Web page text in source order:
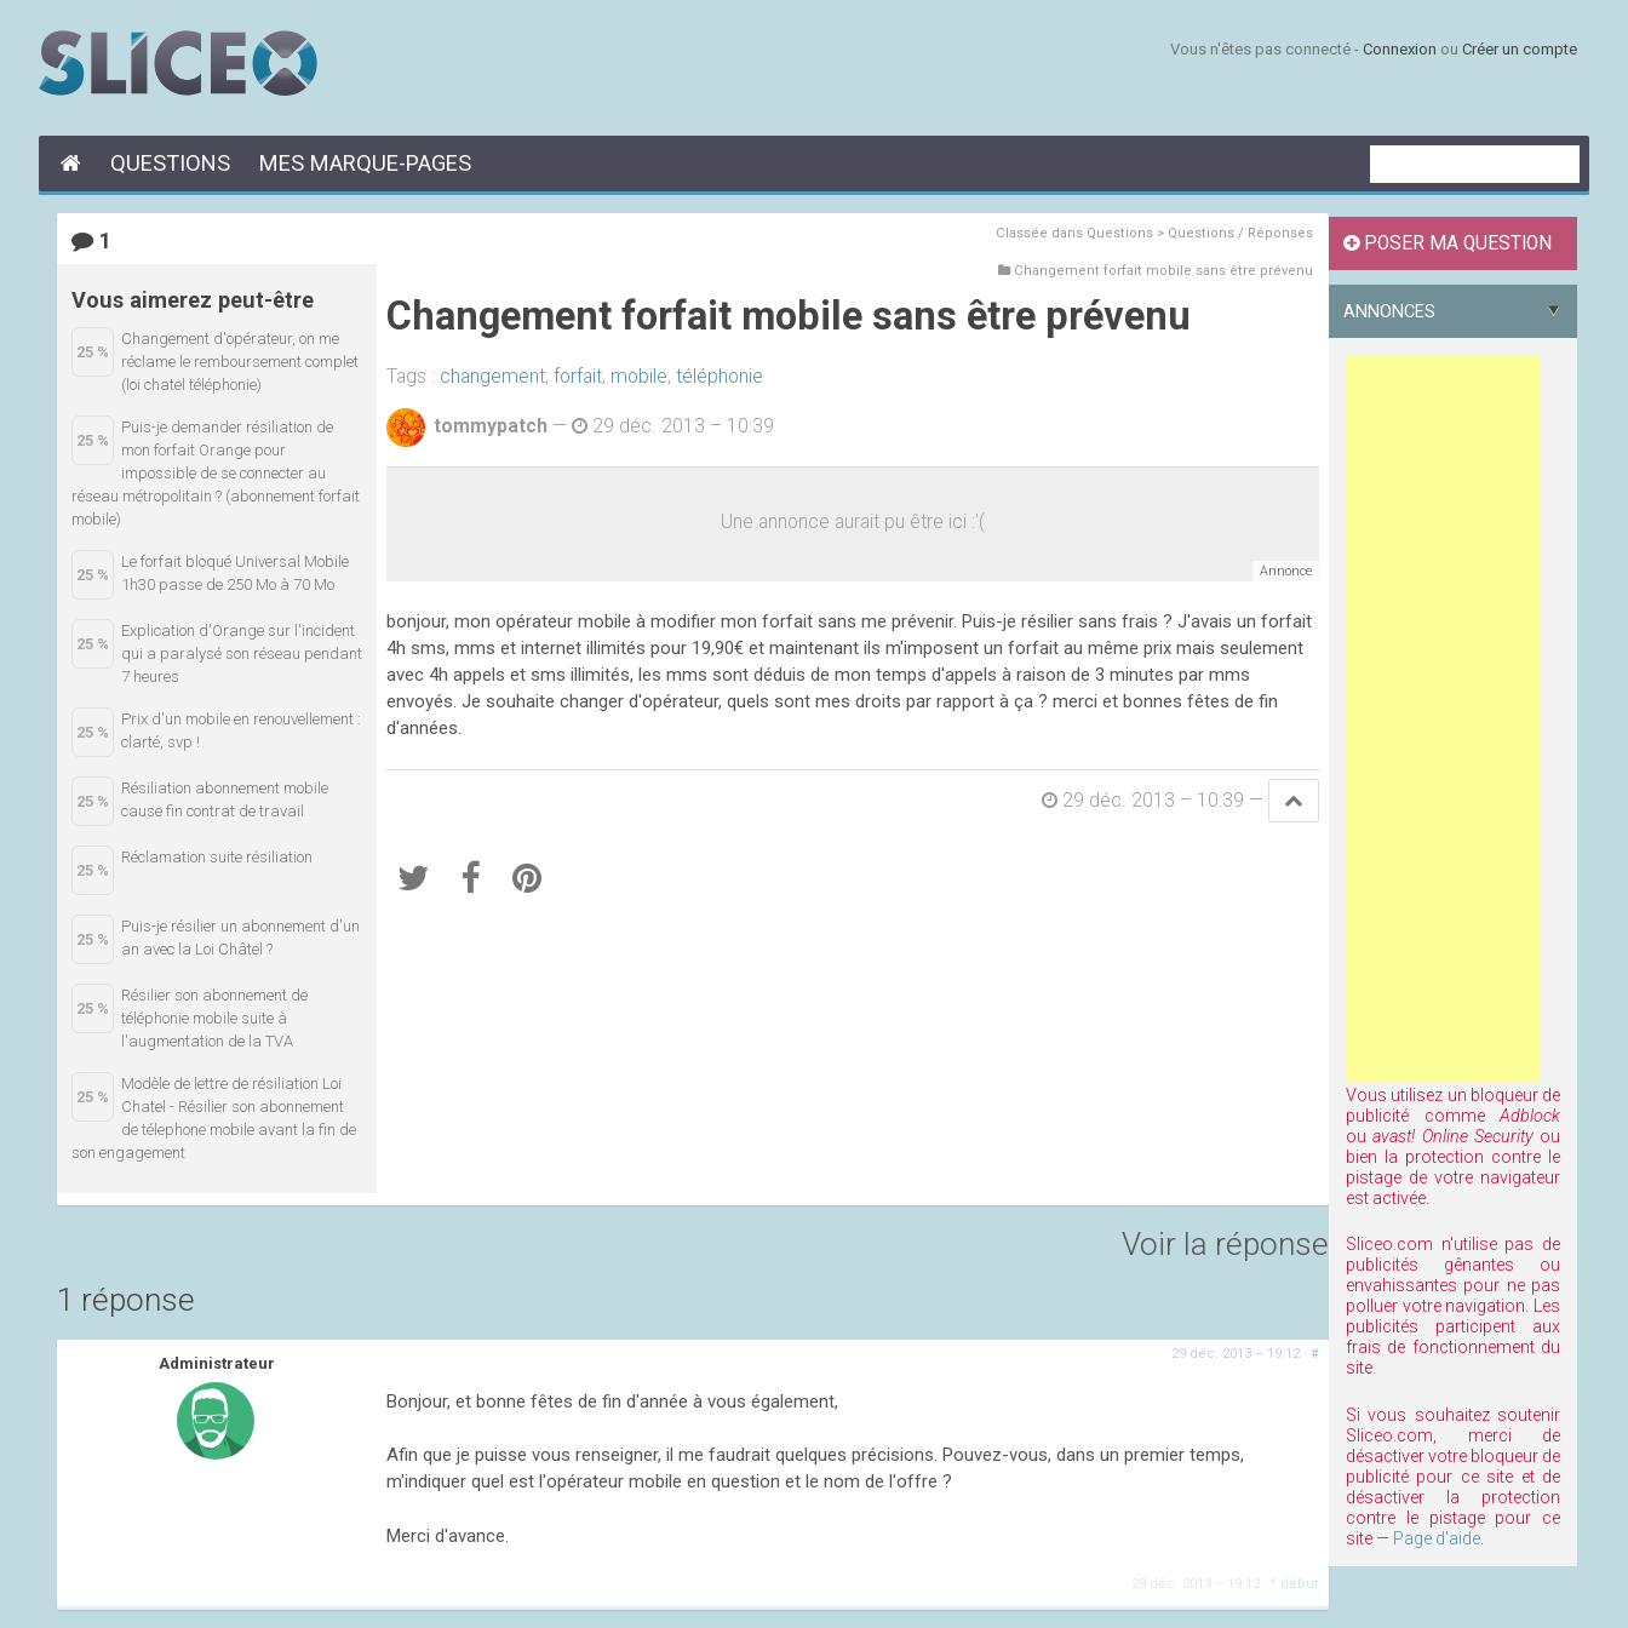
Vous n'êtes pas connecté - Connexion ou Créer un compte
QUESTIONS MES MARQUE-PAGES
Classée dans Questions > Questions / Réponses
Changement forfait mobile sans être prévenu
Changement forfait mobile sans être prévenu
Tags : changement, forfait, mobile, téléphonie
tommypatch — 29 déc. 2013 – 10:39
Une annonce aurait pu être ici :'(
bonjour, mon opérateur mobile à modifier mon forfait sans me prévenir. Puis-je résilier sans frais ? J'avais un forfait
4h sms, mms et internet illimités pour 19,90€ et maintenant ils m'imposent un forfait au même prix mais seulement
avec 4h appels et sms illimités, les mms sont déduis de mon temps d'appels à raison de 3 minutes par mms
envoyés. Je souhaite changer d'opérateur, quels sont mes droits par rapport à ça ? merci et bonnes fêtes de fin
d'années.
29 déc. 2013 – 10:39 —
1
Vous aimerez peut-être
25 %
Changement d'opérateur, on me
réclame le remboursement complet
(loi chatel téléphonie)
25 %
Puis-je demander résiliation de
mon forfait Orange pour
impossible de se connecter au
réseau métropolitain ? (abonnement forfait
mobile)
25 %
Le forfait bloqué Universal Mobile
1h30 passe de 250 Mo à 70 Mo
25 %
Explication d'Orange sur l'incident
qui a paralysé son réseau pendant
7 heures
25 %
Prix d'un mobile en renouvellement :
clarté, svp !
25 %
Résiliation abonnement mobile
cause fin contrat de travail
25 %
Réclamation suite résiliation
25 %
Puis-je résilier un abonnement d'un
an avec la Loi Châtel ?
25 %
Résilier son abonnement de
téléphonie mobile suite à
l'augmentation de la TVA
25 %
Modèle de lettre de résiliation Loi
Chatel - Résilier son abonnement
de télephone mobile avant la fin de
son engagement
Voir la réponse
1 réponse
29 déc. 2013 – 19:12 · #
Bonjour, et bonne fêtes de fin d'année à vous également,
Afin que je puisse vous renseigner, il me faudrait quelques précisions. Pouvez-vous, dans un premier temps,
m'indiquer quel est l'opérateur mobile en question et le nom de l'offre ?
Merci d'avance.
29 déc. 2013 – 19:12 ^ début
Administrateur
POSER MA QUESTION
ANNONCES
Vous utilisez un bloqueur de
publicité comme Adblock
ouavast! Online Securityou
bien la protection contre le
pistage de votre navigateur
est activée.
Sliceo.com n'utilise pas de
publicités gênantes ou
envahissantes pour ne pas
polluer votre navigation. Les
publicités participent aux
frais de fonctionnement du
site.
Si vous souhaitez soutenir
Sliceo.com, merci de
désactiver votre bloqueur de
publicité pour ce site et de
désactiver la protection
contre le pistage pour ce
site — Page d'aide